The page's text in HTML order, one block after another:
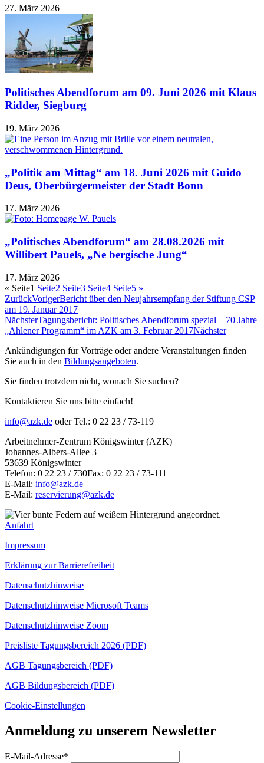
27. März 2026
Politisches Abendforum am 09. Juni 2026 mit Klaus
Ridder, Siegburg
19. März 2026
„Politik am Mittag“ am 18. Juni 2026 mit Guido
Deus, Oberbürgermeister der Stadt Bonn
17. März 2026
„Politisches Abendforum“ am 28.08.2026 mit
Willibert Pauels, „Ne bergische Jung“
17. März 2026
« Seite1 Seite2 Seite3 Seite4 Seite5 »
ZurückVorigerBericht über den Neujahrsempfang der Stiftung CSP
am 19. Januar 2017
NächsterTagungsbericht: Politisches Abendforum spezial – 70 Jahre
„Ahlener Programm“ im AZK am 3. Februar 2017Nächster
Ankündigungen für Vorträge oder andere Veranstaltungen finden
Sie auch in den Bildungsangeboten.
Sie finden trotzdem nicht, wonach Sie suchen?
Kontaktieren Sie uns bitte einfach!
info@azk.de oder Tel.: 0 22 23 / 73-119
Arbeitnehmer-Zentrum Königswinter (AZK)
Johannes-Albers-Allee 3
53639 Königswinter
Telefon: 0 22 23 / 730Fax: 0 22 23 / 73-111
E-Mail: info@azk.de
E-Mail: reservierung@azk.de
Anfahrt
Impressum
Erklärung zur Barrierefreiheit
Datenschutzhinweise
Datenschutzhinweise Microsoft Teams
Datenschutzhinweise Zoom
Preisliste Tagungsbereich 2026 (PDF)
AGB Tagungsbereich (PDF)
AGB Bildungsbereich (PDF)
Cookie-Einstellungen
Anmeldung zu unserem Newsletter
E-Mail-Adresse*